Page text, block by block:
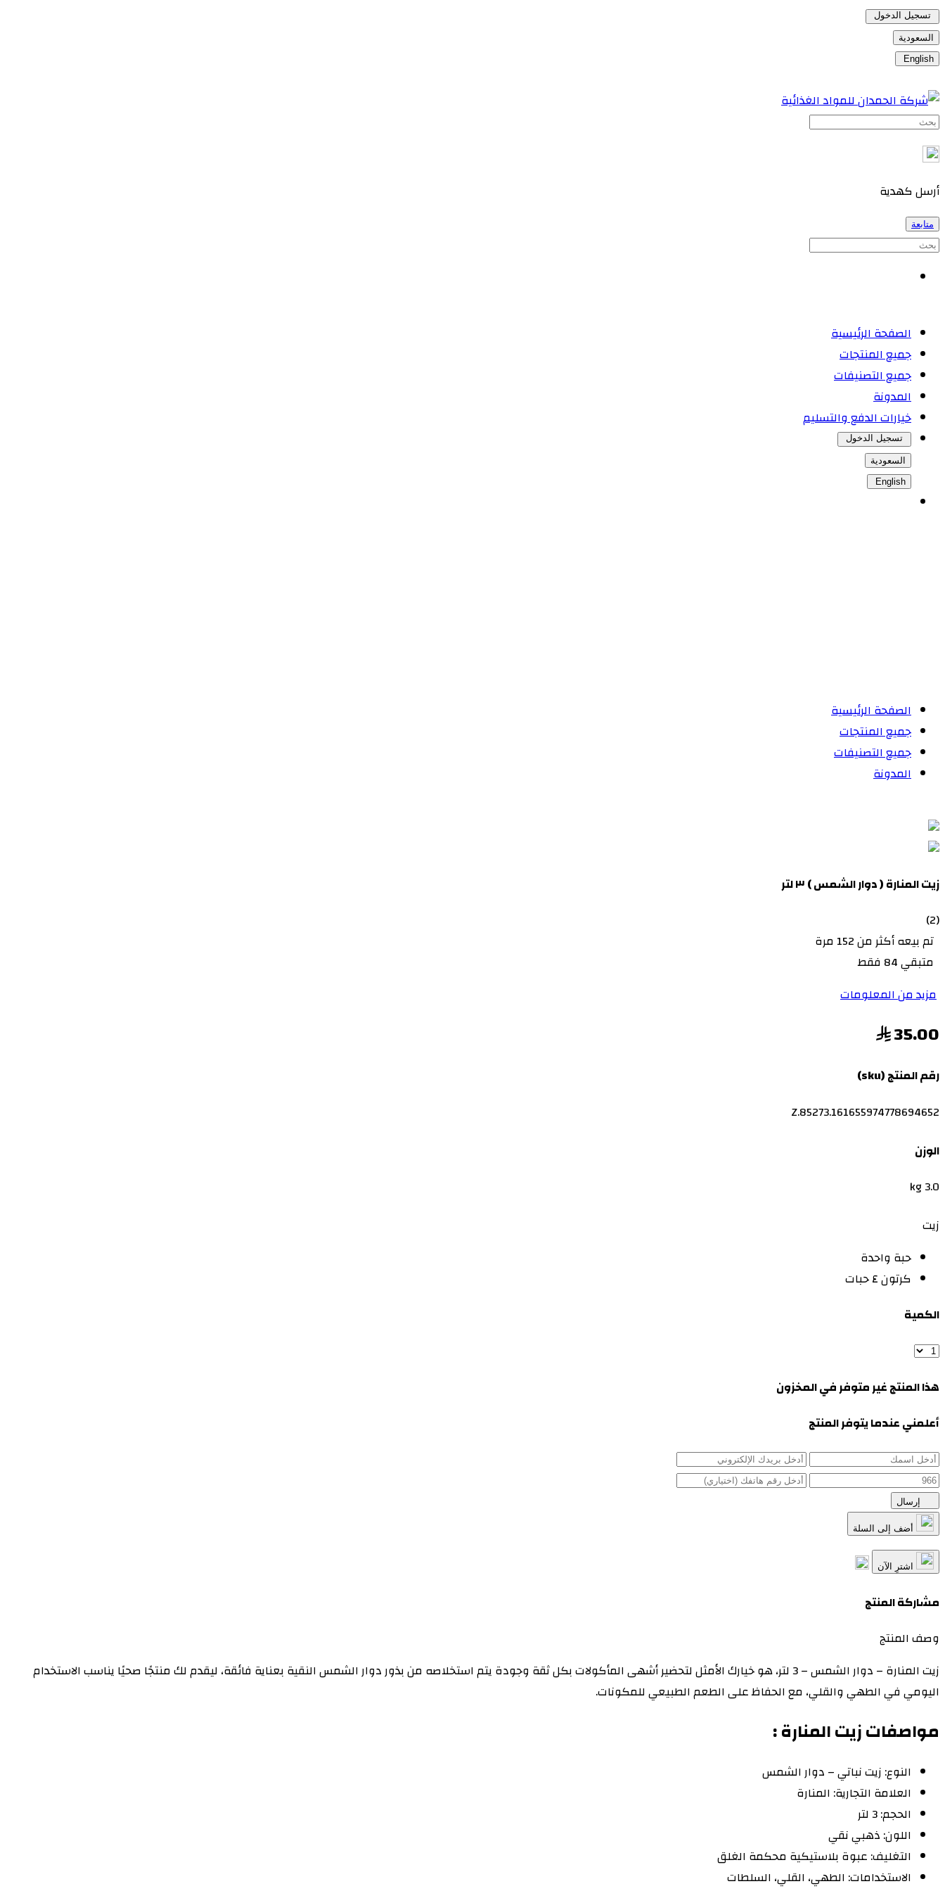
تسجيل الدخول
السعودية
English
أرسل كهدية
متابعة
الصفحة الرئيسية
جميع المنتجات
جميع التصنيفات
المدونة
خيارات الدفع والتسليم
تسجيل الدخول
السعودية
English
الصفحة الرئيسية
جميع المنتجات
جميع التصنيفات
المدونة
زيت المنارة ( دوار الشمس ) ٣ لتر
(2)
تم بيعه أكثر من 152 مرة
متبقي 84 فقط
مزيد من المعلومات
35.00
رقم المنتج (sku)
Z.85273.161655974778694652
الوزن
3.0 kg
زيت
حبة واحدة
كرتون ٤ حبات
الكمية
هذا المنتج غير متوفر في المخزون
أعلمني عندما يتوفر المنتج
اشترِ الآن
مشاركة المنتج
وصف المنتج
زيت المنارة – دوار الشمس – 3 لتر، هو خيارك الأمثل لتحضير أشهى المأكولات بكل ثقة وجودة يتم استخلاصه من بذور دوار الشمس النقية بعناية فائقة، ليقدم لك منتجًا صحيًا يناسب الاستخدام
اليومي في الطهي والقلي، مع الحفاظ على الطعم الطبيعي للمكونات.
مواصفاتزيت المنارة:
النوع: زيت نباتي – دوار الشمس
العلامة التجارية: المنارة
الحجم: 3 لتر
اللون: ذهبي نقي
التغليف: عبوة بلاستيكية محكمة الغلق
الاستخدامات: الطهي، القلي، السلطات